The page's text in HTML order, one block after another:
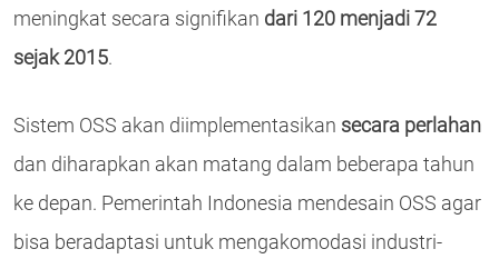
meningkat secara signifikan dari 120 menjadi 72
sejak 2015.
Sistem OSS akan diimplementasikan secara perlahan
dan diharapkan akan matang dalam beberapa tahun
ke depan. Pemerintah Indonesia mendesain OSS agar
bisa beradaptasi untuk mengakomodasi industri-